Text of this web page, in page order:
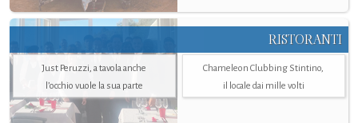
RISTORANTI
Just Peruzzi, a tavola anche
l’occhio vuole la sua parte
Chameleon Clubbing Stintino,
il locale dai mille volti